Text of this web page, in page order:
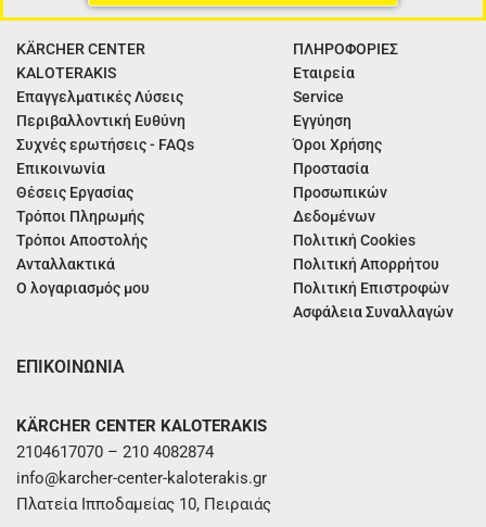
KÄRCHER CENTER
KALOTERAKIS
Επαγγελματικές Λύσεις
Περιβαλλοντική Ευθύνη
Συχνές ερωτήσεις - FAQs
Επικοινωνία
Θέσεις Εργασίας
Τρόποι Πληρωμής
Τρόποι Αποστολής
Ανταλλακτικά
Ο λογαριασμός μου
ΠΛΗΡΟΦΟΡΙΕΣ
Εταιρεία
Service
Εγγύηση
Όροι Χρήσης
Προστασία
Προσωπικών
Δεδομένων
Πολιτική Cookies
Πολιτική Απορρήτου
Πολιτική Επιστροφών
Ασφάλεια Συναλλαγών
ΕΠΙΚΟΙΝΩΝΙΑ
KÄRCHER CENTER KALOTERAKIS
2104617070 – 210 4082874
info@karcher-center-kaloterakis.gr
Πλατεία Ιπποδαμείας 10, Πειραιάς